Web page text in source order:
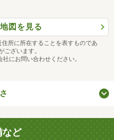
図を見る
所に所在することを表すものであ
ございます。
にお問い合わせください。
など